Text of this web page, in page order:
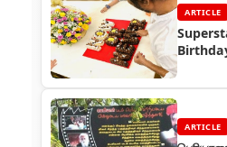
ARTICLE
ARTICLE